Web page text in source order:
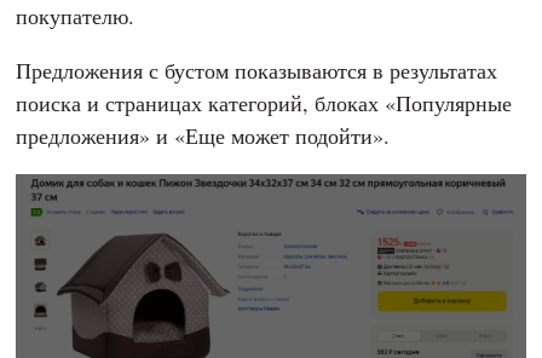
покупателю.
Предложения с бустом показываются в результатах
поиска и страницах категорий, блоках «Популярные
предложения» и «Еще может подойти».